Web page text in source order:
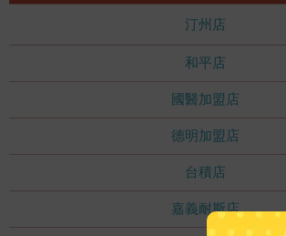
汀州店
和平店
國醫加盟店
德明加盟店
台積店
嘉義耐斯店